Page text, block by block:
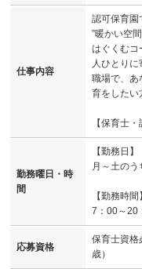
仕事内容
認可保育園
”暖かい空
はぐくむコ
人ひとり
職場で、あ
育をしたい
【保育士
勤務曜日・時
間
【勤務日】
月～土の
【勤務時間】
7：00～20
応募資格
保育士資
歳）